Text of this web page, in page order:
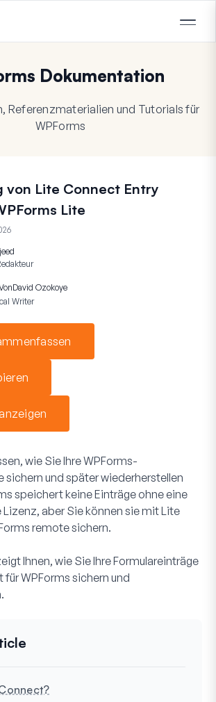
Dokumentation
Referenzmaterialien und Tutorials für
WPForms
von Lite Connect Entry
Lite
David Ozokoye
Writer
wie Sie Ihre WPForms-
sichern und später wiederherstellen
speichert keine Einträge ohne eine
aber Sie können sie mit Lite
remote sichern.
Ihnen, wie Sie Ihre Formulareinträge
WPForms sichern und